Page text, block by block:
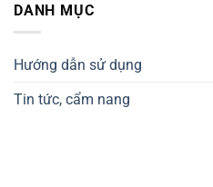
DANH MỤC
Hướng dẫn sử dụng
Tin tức, cẩm nang